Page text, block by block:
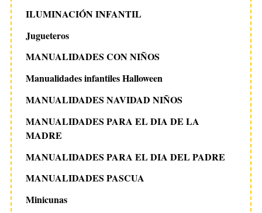
ILUMINACIÓN INFANTIL
Jugueteros
MANUALIDADES CON NIÑOS
Manualidades infantiles Halloween
MANUALIDADES NAVIDAD NIÑOS
MANUALIDADES PARA EL DIA DE LA
MADRE
MANUALIDADES PARA EL DIA DEL PADRE
MANUALIDADES PASCUA
Minicunas